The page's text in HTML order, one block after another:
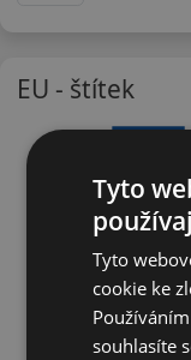
EU - štítek
Tyto
Tyto
cookie ke
souhlasíte